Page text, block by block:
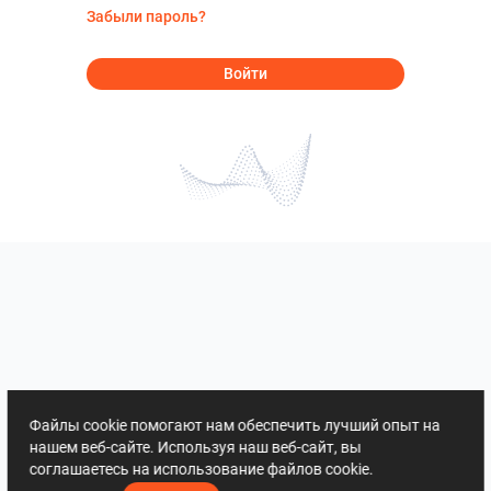
Забыли пароль?
Войти
Файлы cookie помогают нам обеспечить лучший опыт на
нашем веб-сайте. Используя наш веб-сайт, вы
соглашаетесь на использование файлов cookie.